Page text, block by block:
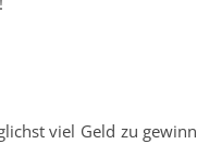
viel Geld zu